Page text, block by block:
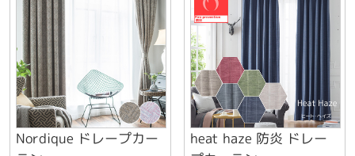
Nordique ドレープカー
heat haze 防炎 ドレー